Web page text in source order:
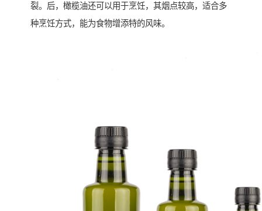
裂。后，橄榄油还可以用于烹饪，其烟点较高，适合多
种烹饪方式，能为食物增添特的风味。